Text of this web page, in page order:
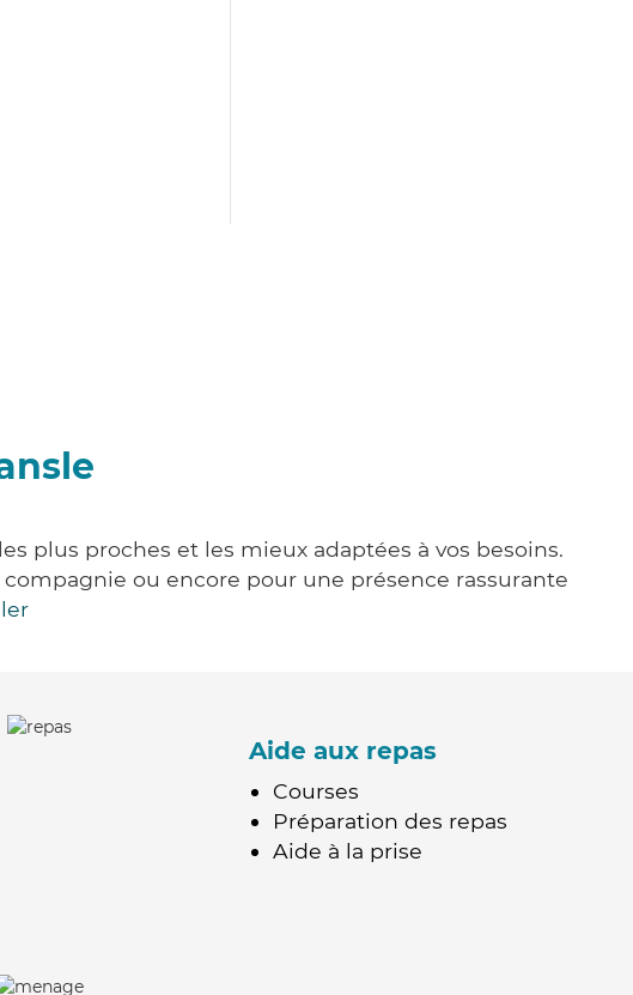
plus proches et les mieux adaptées à vos besoins.
ou encore pour une présence rassurante
Aide aux repas
Courses
Préparation des repas
Aide à la prise